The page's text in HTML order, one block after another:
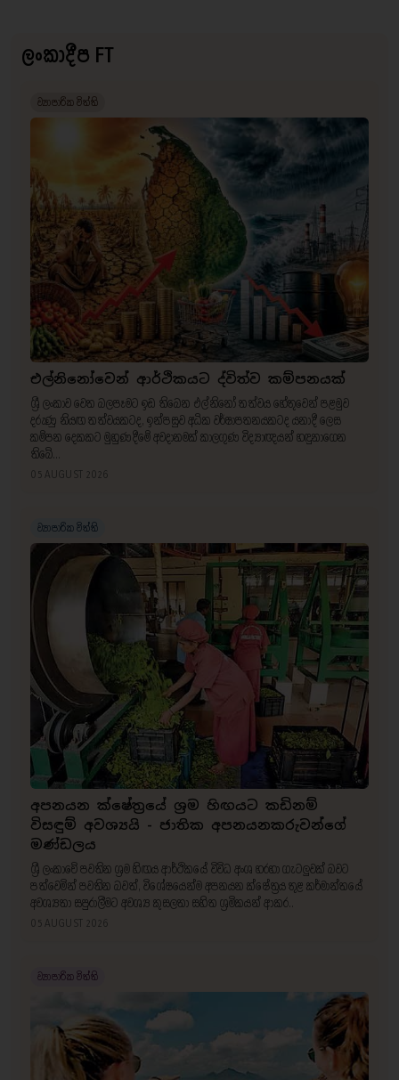
ලංකාදීප FT
ව්‍යාපාරික විත්ති
එල්නිනෝවෙන් ආර්ථිකයට ද්විත්ව කම්පනයක්
ශ්‍රී ලංකාව වෙත බලපෑමට ඉඩ තිබෙන එල්නිනෝ තත්වය හේතුවෙන් පළමුව
දරුණු නියඟ තත්වයකටද, ඉන්පසුව අධික වර්ෂාපතනයකටද යනාදී ලෙස
කම්පන දෙකකට මුහුණදීමේ අවදානමක් කාලගුණ විද්‍යාඥයන් හඳුනාගෙන
තිබේ...
05 AUGUST 2026
ව්‍යාපාරික විත්ති
අපනයන ක්ෂේත්‍රයේ ශ්‍රම හිඟයට කඩිනම්
විසඳුම් අවශ්‍යයි - ජාතික අපනයනකරුවන්ගේ
මණ්ඩලය
ශ්‍රී ලංකාවේ පවතින ශ්‍රම හිඟය ආර්ථිකයේ විවිධ අංශ හරහා ගැටලු‍වක් බවට
පත්වෙමින් පවතින බවත්, විශේෂයෙන්ම අපනයන ක්ෂේත්‍රය තුළ කර්මාන්තයේ
අවශ්‍යතා සපුරාලීමට අවශ්‍ය කුසලතා සහිත ශ්‍රමිකයන් ආකර..
05 AUGUST 2026
ව්‍යාපාරික විත්ති